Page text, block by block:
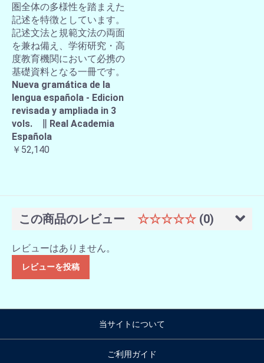
圏全体の多様性を踏まえた
記述を特徴としています。
記述文法と規範文法の両面
を兼ね備え、学術研究・高
度教育機関において必携の
基礎資料となる一冊です。
Nueva gramática de la
lengua española - Edicion
revisada y ampliada in 3
vols. ∥ Real Academia
Española
￥52,140
この商品のレビュー ☆☆☆☆☆ (0)
レビューはありません。
レビューを投稿
当サイトについて
ご利用ガイド